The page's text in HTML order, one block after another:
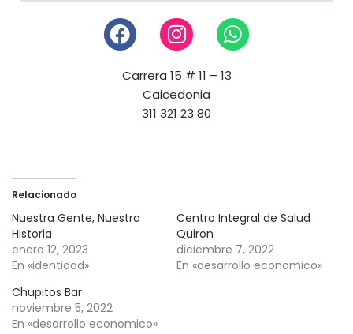
Carrera 15 # 11 – 13
Caicedonia
311 321 23 80
Relacionado
Nuestra Gente, Nuestra
Historia
enero 12, 2023
En «identidad»
Centro Integral de Salud
Quiron
diciembre 7, 2022
En «desarrollo economico»
Chupitos Bar
noviembre 5, 2022
En «desarrollo economico»